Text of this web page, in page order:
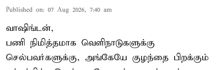
Published on: 07 Aug 2026, 7:40 am
வாஷிங்டன்,
பணி நிமித்தமாக வெளிநாடுகளுக்கு
செல்பவர்களுக்கு, அங்கேயே குழந்தை பிறக்கும்